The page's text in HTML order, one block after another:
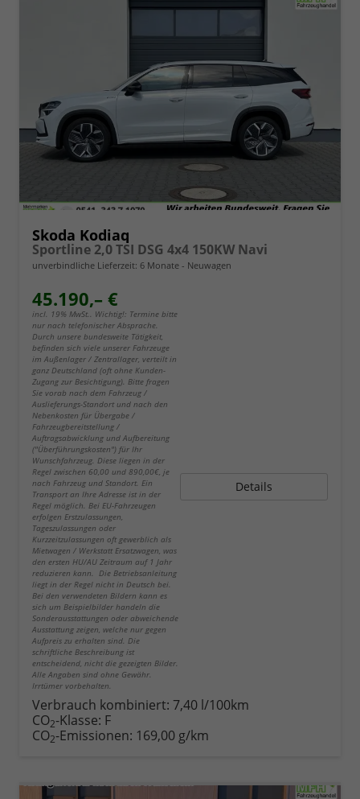
Skoda Kodiaq
Sportline 2,0 TSI DSG 4x4 150KW Navi
unverbindliche Lieferzeit: 6 Monate Neuwagen
45.190,– €
incl. 19% MwSt.. Wichtig!: Termine bitte
nur nach telefonischer Absprache.
Durch unsere bundesweite Tätigkeit,
befinden sich viele unserer Fahrzeuge
im Außenlager / Zentrallager, verteilt in
ganz Deutschland (oft ohne Kunden-
Zugang zur Besichtigung). Bitte fragen
Sie vorab nach dem Fahrzeug /
Auslieferungs-Standort und nach den
Nebenkosten für Übergabe /
Fahrzeugbereitstellung /
Auftragsabwicklung und Aufbereitung
("Überführungskosten") für Ihr
Wunschfahrzeug. Diese liegen in der
Regel zwischen 60,00 und 890,00€, je
nach Fahrzeug und Standort. Ein
Transport an Ihre Adresse ist in der
Regel möglich. Bei EU-Fahrzeugen
erfolgen Erstzulassungen,
Tageszulassungen oder
Kurzzeitzulassungen oft gewerblich als
Mietwagen / Werkstatt Ersatzwagen, was
den ersten HU/AU Zeitraum auf 1 Jahr
reduzieren kann. Die Betriebsanleitung
liegt in der Regel nicht in Deutsch bei.
Bei den verwendeten Bildern kann es
sich um Beispielbilder handeln die
Sonderausstattungen oder abweichende
Ausstattung zeigen, welche nur gegen
Aufpreis zu erhalten sind. Die
schriftliche Beschreibung ist
entscheidend, nicht die gezeigten Bilder.
Alle Angaben sind ohne Gewähr.
Irrtümer vorbehalten.
Details
Verbrauch kombiniert: 7,40 l/100km
CO2-Klasse: F
CO2-Emissionen: 169,00 g/km